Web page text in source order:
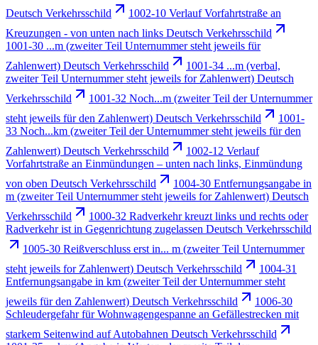
Deutsch Verkehrsschild
1002-10 Verlauf Vorfahrtstraße an
Kreuzungen - von unten nach links Deutsch Verkehrsschild
1001-30 ...m (zweiter Teil Unternummer steht jeweils für
Zahlenwert) Deutsch Verkehrsschild
1001-34 ...m (verbal,
zweiter Teil Unternummer steht jeweils for Zahlenwert) Deutsch
Verkehrsschild
1001-32 Noch...m (zweiter Teil der Unternummer
steht jeweils für den Zahlenwert) Deutsch Verkehrsschild
1001-
33 Noch...km (zweiter Teil der Unternummer steht jeweils für den
Zahlenwert) Deutsch Verkehrsschild
1002-12 Verlauf
Vorfahrtstraße an Einmündungen – unten nach links, Einmündung
von oben Deutsch Verkehrsschild
1004-30 Entfernungsangabe in
m (zweiter Teil Unternummer steht jeweils for Zahlenwert) Deutsch
Verkehrsschild
1000-32 Radverkehr kreuzt links und rechts oder
Radverkehr ist in Gegenrichtung zugelassen Deutsch Verkehrsschild
1005-30 Reißverschluss erst in... m (zweiter Teil Unternummer
steht jeweils for Zahlenwert) Deutsch Verkehrsschild
1004-31
Entfernungsangabe in km (zweiter Teil der Unternummer steht
jeweils für den Zahlenwert) Deutsch Verkehrsschild
1006-30
Schleudergefahr für Wohnwagengespanne an Gefällestrecken mit
starkem Seitenwind auf Autobahnen Deutsch Verkehrsschild